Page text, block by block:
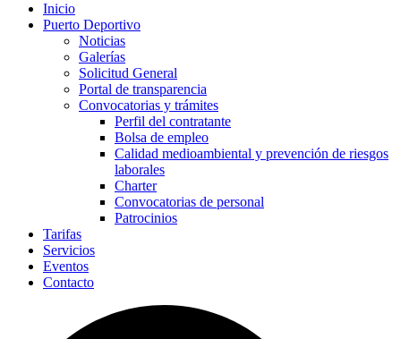
Inicio
Puerto Deportivo
Noticias
Galerías
Solicitud General
Portal de transparencia
Convocatorias y trámites
Perfil del contratante
Bolsa de empleo
Calidad medioambiental y prevención de riesgos
laborales
Charter
Convocatorias de personal
Patrocinios
Tarifas
Servicios
Eventos
Contacto